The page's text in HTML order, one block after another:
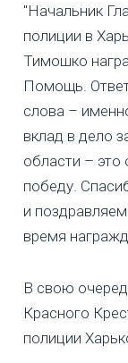
"Начальник
полиции в
Тимошко
Помощь.
слова –
вклад в дело
области –
победу.
и
время
В свою
Красного
полиции